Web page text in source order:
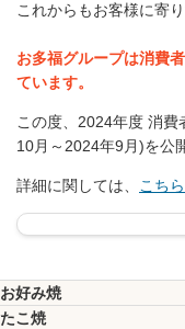
これからもお客様に寄
お多福グループは消費
ています。
この度、2024年度 消
10月～2024年9月)を公
詳細に関しては、 こち
お好み焼
たこ焼